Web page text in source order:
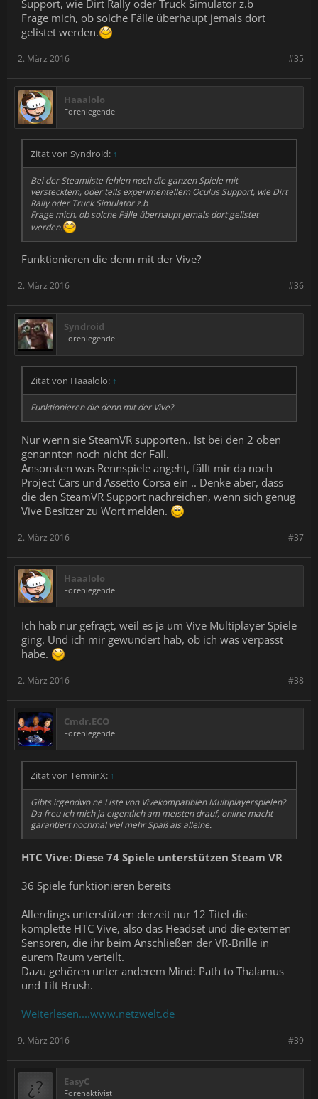
Support, wie Dirt Rally oder Truck Simulator z.b
Frage mich, ob solche Fälle überhaupt jemals dort
gelistet werden.
#35
2. März 2016
Haaalolo
Forenlegende
Zitat von Syndroid: ↑
Bei der Steamliste fehlen noch die ganzen Spiele mit
verstecktem, oder teils experimentellem Oculus Support, wie Dirt
Rally oder Truck Simulator z.b
Frage mich, ob solche Fälle überhaupt jemals dort gelistet
werden.
Funktionieren die denn mit der Vive?
#36
2. März 2016
Syndroid
Forenlegende
Zitat von Haaalolo: ↑
Funktionieren die denn mit der Vive?
Nur wenn sie SteamVR supporten.. Ist bei den 2 oben
genannten noch nicht der Fall.
Ansonsten was Rennspiele angeht, fällt mir da noch
Project Cars und Assetto Corsa ein .. Denke aber, dass
die den SteamVR Support nachreichen, wenn sich genug
Vive Besitzer zu Wort melden.
#37
2. März 2016
Haaalolo
Forenlegende
Ich hab nur gefragt, weil es ja um Vive Multiplayer Spiele
ging. Und ich mir gewundert hab, ob ich was verpasst
habe.
#38
2. März 2016
Cmdr.ECO
Forenlegende
Zitat von TerminX: ↑
Gibts irgendwo ne Liste von Vivekompatiblen Multiplayerspielen?
Da freu ich mich ja eigentlich am meisten drauf, online macht
garantiert nochmal viel mehr Spaß als alleine.
HTC Vive: Diese 74 Spiele unterstützen Steam VR
36 Spiele funktionieren bereits
Allerdings unterstützen derzeit nur 12 Titel die
komplette HTC Vive, also das Headset und die externen
Sensoren, die ihr beim Anschließen der VR-Brille in
eurem Raum verteilt.
Dazu gehören unter anderem Mind: Path to Thalamus
und Tilt Brush.
Weiterlesen....www.netzwelt.de
#39
9. März 2016
EasyC
Forenaktivist